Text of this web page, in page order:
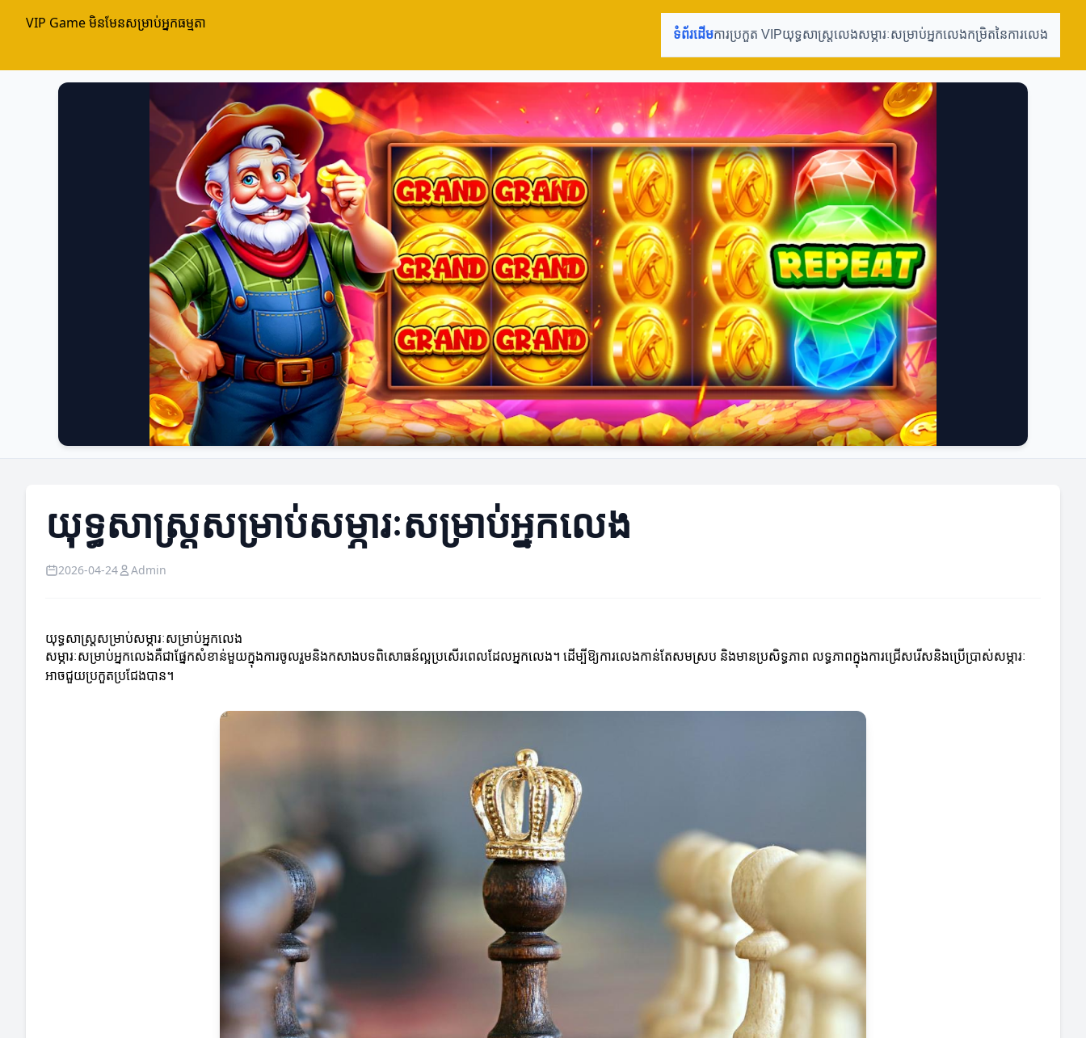
VIP Game មិនមែនសម្រាប់អ្នកធម្មតា
ទំព័រដើមការប្រកួត VIPយុទ្ធសាស្ត្រលេងសម្ភារៈសម្រាប់អ្នកលេងកម្រិតនៃការលេង
យុទ្ធសាស្ត្រសម្រាប់សម្ភារៈសម្រាប់អ្នកលេង
2026-04-24 Admin
យុទ្ធសាស្ត្រសម្រាប់សម្ភារៈសម្រាប់អ្នកលេង
សម្ភារៈសម្រាប់អ្នកលេងគឺជាផ្នែកសំខាន់មួយក្នុងការចូលរួមនិងកសាងបទពិសោធន៍ល្អប្រសើរពេលដែលអ្នកលេង។ ដើម្បីឱ្យការលេងកាន់តែសមស្រប និងមានប្រសិទ្ធភាព លទ្ធភាពក្នុងការជ្រើសរើសនិងប្រើប្រាស់សម្ភារៈ
អាចជួយប្រកួតប្រជែងបាន។